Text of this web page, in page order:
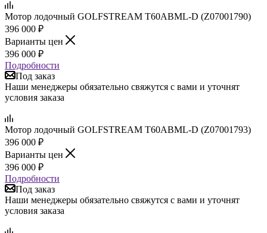
Мотор лодочный GOLFSTREAM T60ABML-D (Z07001790)
396 000 ₽
Варианты цен
396 000 ₽
Подробности
Под заказ
Наши менеджеры обязательно свяжутся с вами и уточнят
условия заказа
Мотор лодочный GOLFSTREAM T60ABML-D (Z07001793)
396 000 ₽
Варианты цен
396 000 ₽
Подробности
Под заказ
Наши менеджеры обязательно свяжутся с вами и уточнят
условия заказа